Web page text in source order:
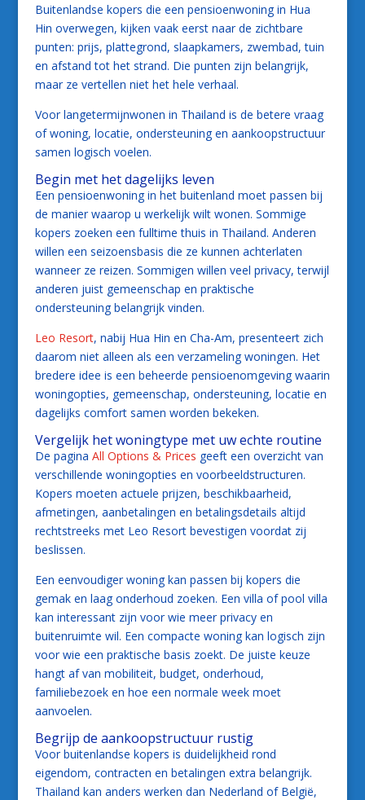
Buitenlandse kopers die een pensioenwoning in Hua
Hin overwegen, kijken vaak eerst naar de zichtbare
punten: prijs, plattegrond, slaapkamers, zwembad, tuin
en afstand tot het strand. Die punten zijn belangrijk,
maar ze vertellen niet het hele verhaal.
Voor langetermijnwonen in Thailand is de betere vraag
of woning, locatie, ondersteuning en aankoopstructuur
samen logisch voelen.
Begin met het dagelijks leven
Een pensioenwoning in het buitenland moet passen bij
de manier waarop u werkelijk wilt wonen. Sommige
kopers zoeken een fulltime thuis in Thailand. Anderen
willen een seizoensbasis die ze kunnen achterlaten
wanneer ze reizen. Sommigen willen veel privacy, terwijl
anderen juist gemeenschap en praktische
ondersteuning belangrijk vinden.
Leo Resort, nabij Hua Hin en Cha-Am, presenteert zich
daarom niet alleen als een verzameling woningen. Het
bredere idee is een beheerde pensioenomgeving waarin
woningopties, gemeenschap, ondersteuning, locatie en
dagelijks comfort samen worden bekeken.
Vergelijk het woningtype met uw echte routine
De pagina All Options & Prices geeft een overzicht van
verschillende woningopties en voorbeeldstructuren.
Kopers moeten actuele prijzen, beschikbaarheid,
afmetingen, aanbetalingen en betalingsdetails altijd
rechtstreeks met Leo Resort bevestigen voordat zij
beslissen.
Een eenvoudiger woning kan passen bij kopers die
gemak en laag onderhoud zoeken. Een villa of pool villa
kan interessant zijn voor wie meer privacy en
buitenruimte wil. Een compacte woning kan logisch zijn
voor wie een praktische basis zoekt. De juiste keuze
hangt af van mobiliteit, budget, onderhoud,
familiebezoek en hoe een normale week moet
aanvoelen.
Begrijp de aankoopstructuur rustig
Voor buitenlandse kopers is duidelijkheid rond
eigendom, contracten en betalingen extra belangrijk.
Thailand kan anders werken dan Nederland of België,